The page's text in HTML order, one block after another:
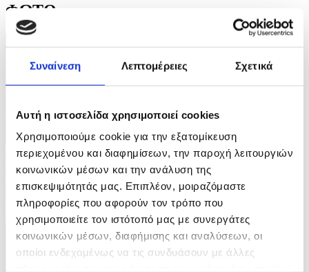
Συναίνεση Λεπτομέρειες Σχετικά
Αυτή η ιστοσελίδα χρησιμοποιεί cookies
Χρησιμοποιούμε cookie για την εξατομίκευση
περιεχομένου και διαφημίσεων, την παροχή λειτουργιών
κοινωνικών μέσων και την ανάλυση της
επισκεψιμότητάς μας. Επιπλέον, μοιραζόμαστε
πληροφορίες που αφορούν τον τρόπο που
χρησιμοποιείτε τον ιστότοπό μας με συνεργάτες
κοινωνικών μέσων, διαφήμισης και αναλύσεων, οι
οποίοι ενδεχομένως να τις συνδυάσουν με άλλες
ΦΩΤΟ
5 Φωτογραφίες
27/07/2026 09:28
Μάχη με τις φλόγες σε Γαλλία - Ισπανία
ID: 10662731